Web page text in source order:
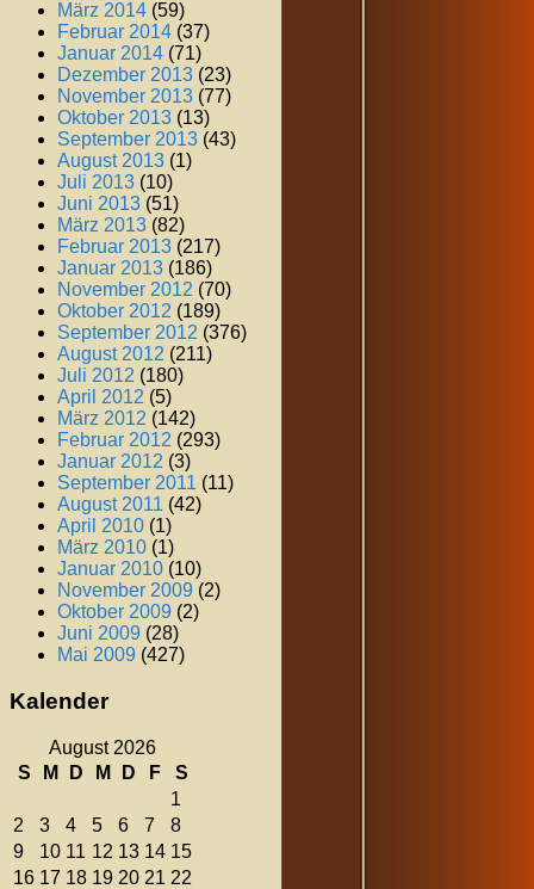
März 2014 (59)
Februar 2014 (37)
Januar 2014 (71)
Dezember 2013 (23)
November 2013 (77)
Oktober 2013 (13)
September 2013 (43)
August 2013 (1)
Juli 2013 (10)
Juni 2013 (51)
März 2013 (82)
Februar 2013 (217)
Januar 2013 (186)
November 2012 (70)
Oktober 2012 (189)
September 2012 (376)
August 2012 (211)
Juli 2012 (180)
April 2012 (5)
März 2012 (142)
Februar 2012 (293)
Januar 2012 (3)
September 2011 (11)
August 2011 (42)
April 2010 (1)
März 2010 (1)
Januar 2010 (10)
November 2009 (2)
Oktober 2009 (2)
Juni 2009 (28)
Mai 2009 (427)
Kalender
August 2026
S
M D M D F
S
1
2
3 4 5 6 7
8
9
10 11 12 13 14 15
16 17 18 19 20 21 22